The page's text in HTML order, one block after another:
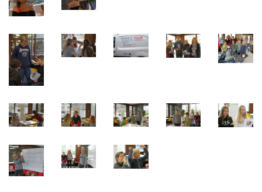
GIBS Alumni
Forms Download
Curriculum/Stundentafel
Schulbesuchsbestätigung